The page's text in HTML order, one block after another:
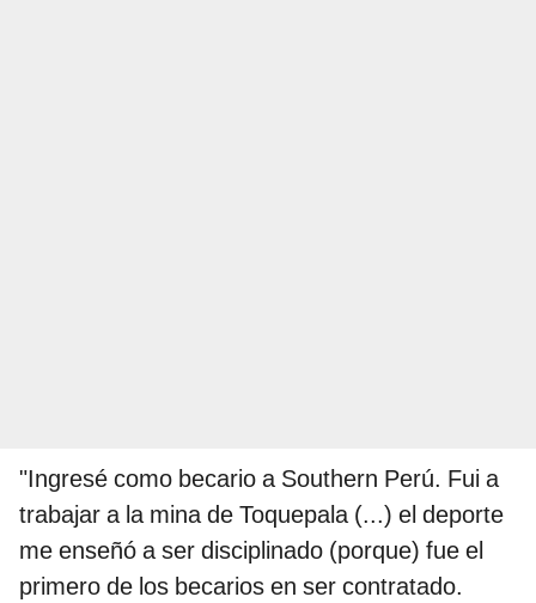
"Ingresé como becario a Southern Perú. Fui a
trabajar a la mina de Toquepala (...) el deporte
me enseñó a ser disciplinado (porque) fue el
primero de los becarios en ser contratado.